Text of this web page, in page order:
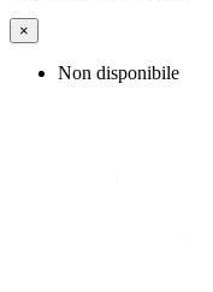
×
Non disponibile